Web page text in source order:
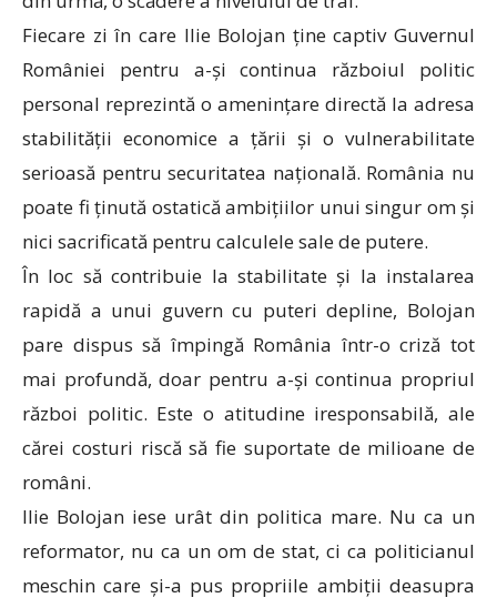
Fiecare zi în care Ilie Bolojan ține captiv Guvernul
României pentru a-și continua războiul politic
personal reprezintă o amenințare directă la adresa
stabilității economice a țării și o vulnerabilitate
serioasă pentru securitatea națională. România nu
poate fi ținută ostatică ambițiilor unui singur om și
nici sacrificată pentru calculele sale de putere.
În loc să contribuie la stabilitate și la instalarea
rapidă a unui guvern cu puteri depline, Bolojan
pare dispus să împingă România într-o criză tot
mai profundă, doar pentru a-și continua propriul
război politic. Este o atitudine iresponsabilă, ale
cărei costuri riscă să fie suportate de milioane de
români.
Ilie Bolojan iese urât din politica mare. Nu ca un
reformator, nu ca un om de stat, ci ca politicianul
meschin care și-a pus propriile ambiții deasupra